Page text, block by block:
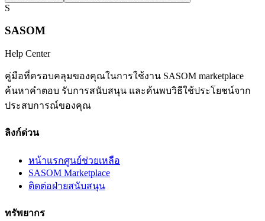
S
SASOM
Help Center
คู่มือที่ครอบคลุมของคุณในการใช้งาน SASOM marketplace
ค้นหาคำตอบ รับการสนับสนุน และค้นพบวิธีใช้ประโยชน์จาก
ประสบการณ์ของคุณ
ลิงก์ด่วน
หน้าแรกศูนย์ช่วยเหลือ
SASOM Marketplace
ติดต่อฝ่ายสนับสนุน
ทรัพยากร